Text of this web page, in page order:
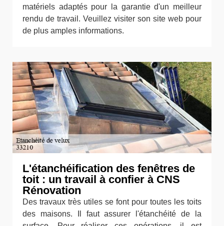
matériels adaptés pour la garantie d'un meilleur
rendu de travail. Veuillez visiter son site web pour
de plus amples informations.
L'étanchéification des fenêtres de
toit : un travail à confier à CNS
Rénovation
Des travaux très utiles se font pour toutes les toits
des maisons. Il faut assurer l'étanchéité de la